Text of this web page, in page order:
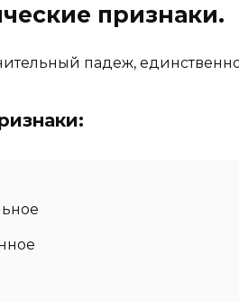
признаки.
падеж,